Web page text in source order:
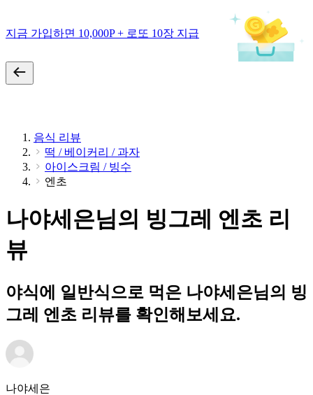
지금 가입하면 10,000P + 로또 10장 지급
음식 리뷰
떡 / 베이커리 / 과자
아이스크림 / 빙수
엔초
나야세은님의 빙그레 엔초 리
뷰
야식에 일반식으로 먹은 나야세은님의 빙
그레 엔초 리뷰를 확인해보세요.
나야세은